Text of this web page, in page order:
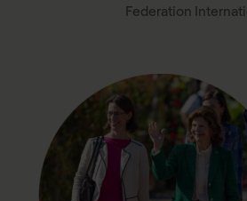
Federation